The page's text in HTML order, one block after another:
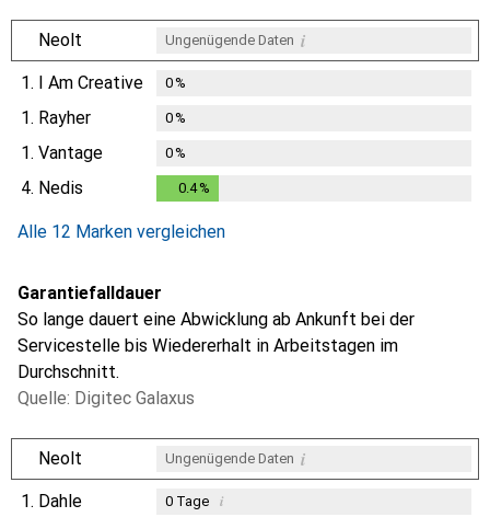
Neolt Ungenügende Daten i
1. I Am Creative 0%
1. Rayher 0%
1. Vantage 0%
4. Nedis 0.4%
Alle 12 Marken vergleichen
Garantiefalldauer
So lange dauert eine Abwicklung ab Ankunft bei der
Servicestelle bis Wiedererhalt in Arbeitstagen im
Durchschnitt.
Quelle: Digitec Galaxus
Neolt Ungenügende Daten i
1. Dahle 0Tage i